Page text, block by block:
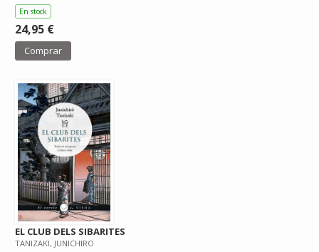
En stock
24,95 €
Comprar
EL CLUB DELS SIBARITES
TANIZAKI, JUNICHIRO